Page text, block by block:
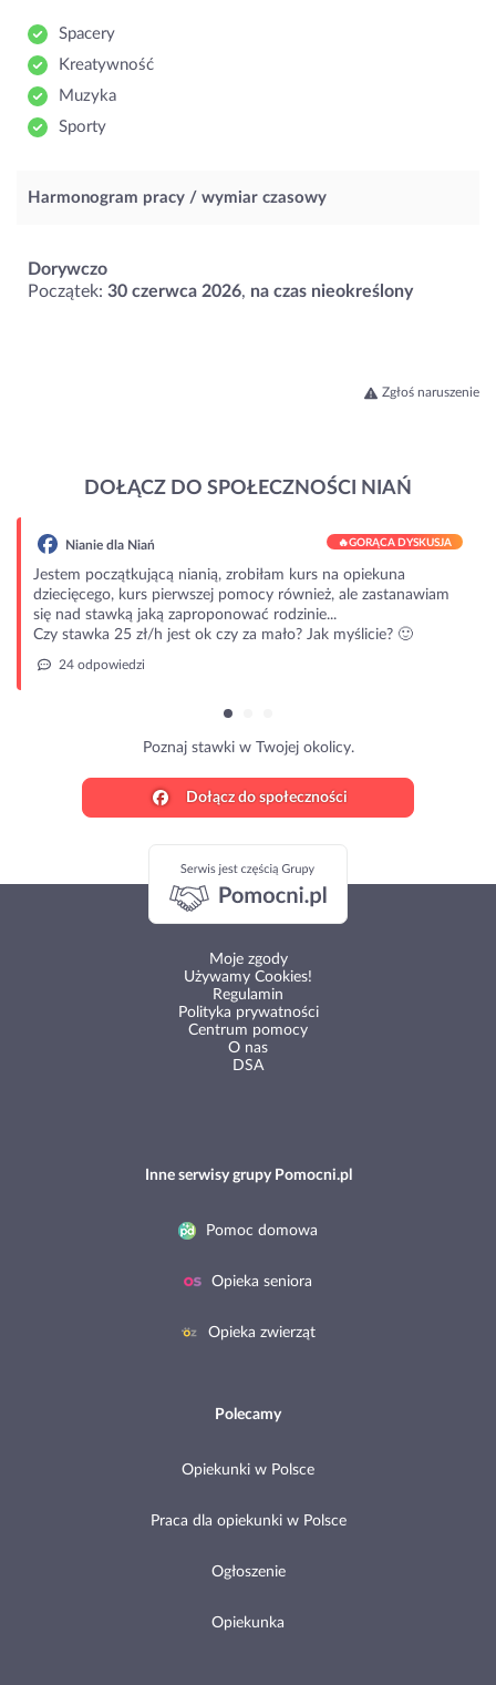
Spacery
Kreatywność
Muzyka
Sporty
Harmonogram pracy / wymiar czasowy
Dorywczo
Początek: 30 czerwca 2026, na czas nieokreślony
Zgłoś naruszenie
DOŁĄCZ DO SPOŁECZNOŚCI NIAŃ
Nianie dla Niań 🔥GORĄCA DYSKUSJA
Jestem początkującą nianią, zrobiłam kurs na opiekuna
dziecięcego, kurs pierwszej pomocy również, ale zastanawiam
się nad stawką jaką zaproponować rodzinie...
Czy stawka 25 zł/h jest ok czy za mało? Jak myślicie? 🙂
24 odpowiedzi
Poznaj stawki w Twojej okolicy.
Dołącz do społeczności
Moje zgody
Używamy Cookies!
Regulamin
Polityka prywatności
Centrum pomocy
O nas
DSA
Inne serwisy grupy Pomocni.pl
Pomoc domowa
Opieka seniora
Opieka zwierząt
Polecamy
Opiekunki w Polsce
Praca dla opiekunki w Polsce
Ogłoszenie
Opiekunka